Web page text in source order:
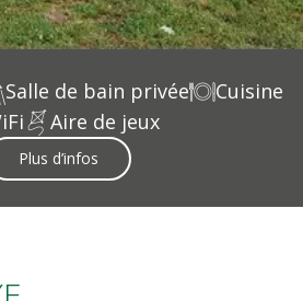
Salle de bain privée
Cuisine
Aire de jeux
Plus d’infos